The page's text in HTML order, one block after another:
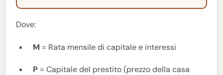
Dove:
M = Rata mensile di capitale e interessi
P = Capitale del prestito (prezzo della casa